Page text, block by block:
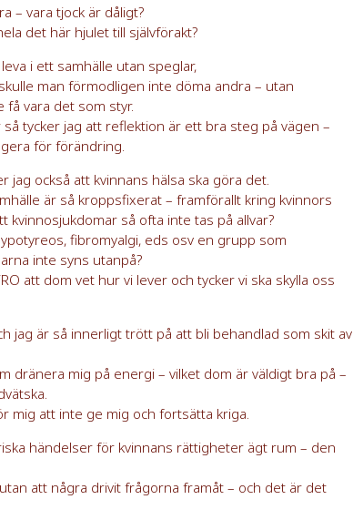
– vara tjock är dåligt?
det här hjulet till självförakt?
i ett samhälle utan speglar,
man förmodligen inte döma andra – utan
vara det som styr.
tycker jag att reflektion är ett bra steg på vägen –
för förändring.
jag också att kvinnans hälsa ska göra det.
är så kroppsfixerat – framförallt kring kvinnors
så ofta inte tas på allvar?
fibromyalgi, eds osv en grupp som
inte syns utanpå?
att dom vet hur vi lever och tycker vi ska skylla oss
jag är så innerligt trött på att bli behandlad som skit av
dränera mig på energi – vilket dom är väldigt bra på –
mig att inte ge mig och fortsätta kriga.
händelser för kvinnans rättigheter ägt rum – den
att några drivit frågorna framåt – och det är det